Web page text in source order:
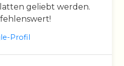
geliebt werden.
Profil